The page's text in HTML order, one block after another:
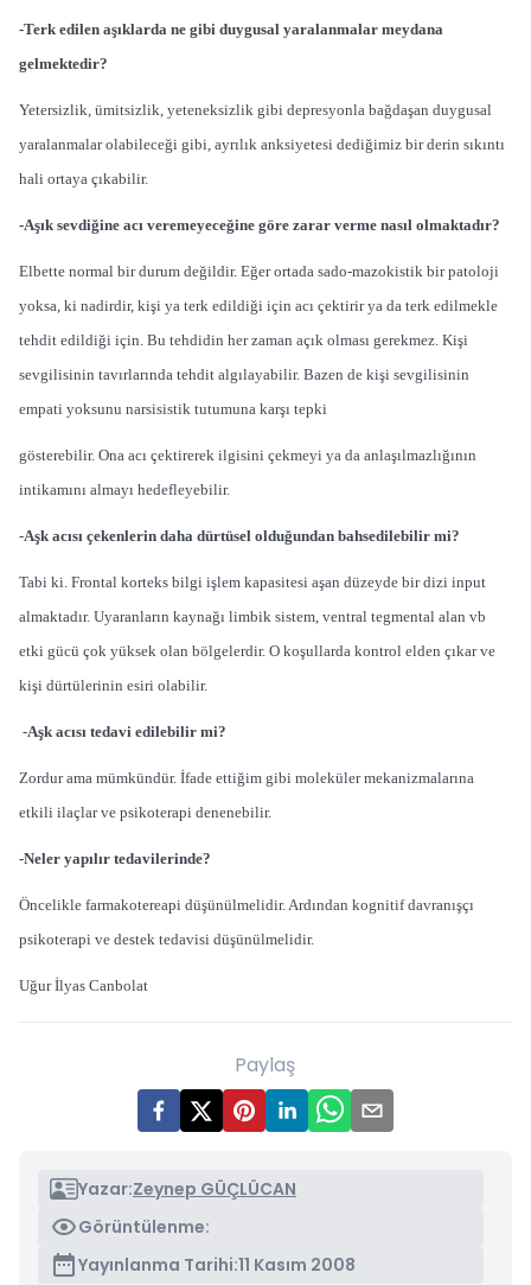
-Terk edilen aşıklarda ne gibi duygusal yaralanmalar meydana
gelmektedir?
Yetersizlik, ümitsizlik, yeteneksizlik gibi depresyonla bağdaşan duygusal
yaralanmalar olabileceği gibi, ayrılık anksiyetesi dediğimiz bir derin sıkıntı
hali ortaya çıkabilir.
-Aşık sevdiğine acı veremeyeceğine göre zarar verme nasıl olmaktadır?
Elbette normal bir durum değildir. Eğer ortada sado-mazokistik bir patoloji
yoksa, ki nadirdir, kişi ya terk edildiği için acı çektirir ya da terk edilmekle
tehdit edildiği için. Bu tehdidin her zaman açık olması gerekmez. Kişi
sevgilisinin tavırlarında tehdit algılayabilir. Bazen de kişi sevgilisinin
empati yoksunu narsisistik tutumuna karşı tepki
gösterebilir. Ona acı çektirerek ilgisini çekmeyi ya da anlaşılmazlığının
intikamını almayı hedefleyebilir.
-Aşk acısı çekenlerin daha dürtüsel olduğundan bahsedilebilir mi?
Tabi ki. Frontal korteks bilgi işlem kapasitesi aşan düzeyde bir dizi input
almaktadır. Uyaranların kaynağı limbik sistem, ventral tegmental alan vb
etki gücü çok yüksek olan bölgelerdir. O koşullarda kontrol elden çıkar ve
kişi dürtülerinin esiri olabilir.
-Aşk acısı tedavi edilebilir mi?
Zordur ama mümkündür. İfade ettiğim gibi moleküler mekanizmalarına
etkili ilaçlar ve psikoterapi denenebilir.
-Neler yapılır tedavilerinde?
Öncelikle farmakotereapi düşünülmelidir. Ardından kognitif davranışçı
psikoterapi ve destek tedavisi düşünülmelidir.
Uğur İlyas Canbolat
Paylaş
Yazar:Zeynep GÜÇLÜCAN
Görüntülenme:
Yayınlanma Tarihi:11 Kasım 2008